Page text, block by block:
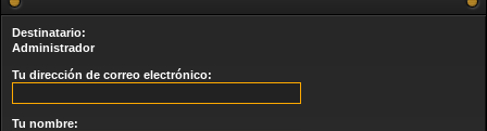
Destinatario:
Administrador
Tu dirección de correo electrónico:
Tu nombre: